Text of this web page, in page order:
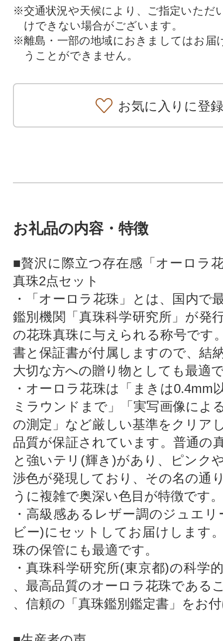
※交通状況や天候により、ご指定いただ
けできない場合がございます。
※離島・一部の地域におきましてはお届
うことができません。
お気に入りに登録
お礼品の内容・特徴
■贅沢に際立つ存在感「オーロラ
真珠2点セット
・「オーロラ花珠」とは、国内で
鑑別機関「真珠科学研究所」が発
の花珠真珠に与えられる称号です
書と保証書が付属しますので、結
大切な方への贈り物としても最適
・オーロラ花珠は「まきは0.4mm
ミラウンドまで」「実写画像によ
の測定」など厳しい基準をクリア
品質が保証されています。普通の
と強いテリ(輝き)があり、ピンク
渉色が発現しており、その名の通
うに複雑で奥深い色目が特徴です。
・高級感あるレザー調のジュエ
ビー)にセットしてお届けします
珠の保管にも最適です。
・真珠科学研究所(東京都)の科学
、最高品質のオーロラ花珠である
、信頼の「真珠鑑別鑑定書」をお